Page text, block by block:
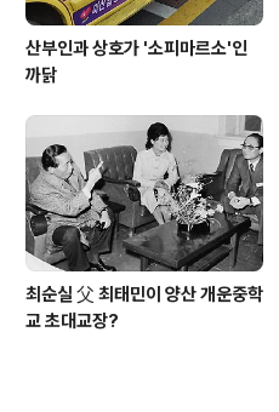
산부인과 상호가 '소피마르소'인
까닭
최순실 父 최태민이 양산 개운중학
교 초대교장?